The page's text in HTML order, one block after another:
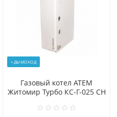
+ДЫМОХОД
Газовый котел АТЕМ
Житомир Турбо КС-Г-025 СН